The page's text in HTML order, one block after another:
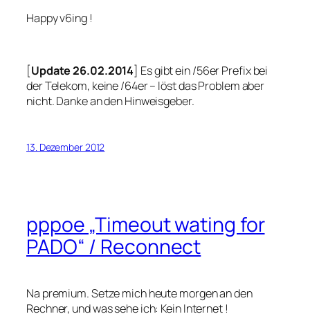
Happy v6ing !
[Update 26.02.2014] Es gibt ein /56er Prefix bei
der Telekom, keine /64er – löst das Problem aber
nicht. Danke an den Hinweisgeber.
13. Dezember 2012
pppoe „Timeout wating for
PADO“ / Reconnect
Na premium. Setze mich heute morgen an den
Rechner, und was sehe ich: Kein Internet !